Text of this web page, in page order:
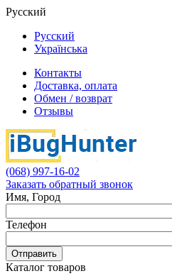
Русский
Русский
Українська
Контакты
Доставка, оплата
Обмен / возврат
Отзывы
(068) 997-16-02
Заказать обратный звонок
Имя, Город
Телефон
Отправить
Каталог товаров